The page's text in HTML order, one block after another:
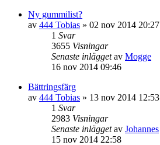
Ny gummilist?
av 444 Tobias » 02 nov 2014 20:27
1 Svar
3655 Visningar
Senaste inläggetav Mogge
16 nov 2014 09:46
Bättringsfärg
av 444 Tobias » 13 nov 2014 12:53
1 Svar
2983 Visningar
Senaste inläggetav Johannes
15 nov 2014 22:58